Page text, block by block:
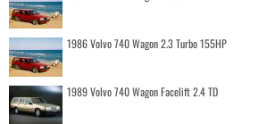
1986 Volvo 740 Wagon 2.3 Turbo 155HP
1989 Volvo 740 Wagon Facelift 2.4 TD